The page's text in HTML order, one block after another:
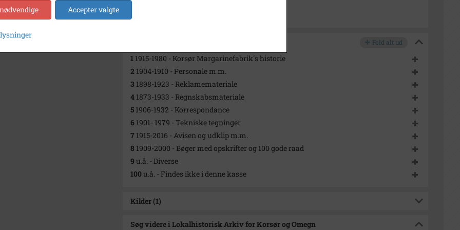
Fold alt ud
1 1915-1980 - Korsør Margarinefabrik´s historie
2 1904-1910 - Personale m.m.
3 1898-1923 - Reklamemateriale
4 1873-1933 - Regnskabsmateriale
5 1906-1932 - Korrespondance
6 1901- 1979 - Tekniske tegninger
7 1915-2016 - Avisen og udklip m.m.
8 1909-2000 - Bøger med opskrifter og 100 gode raad
9 u.å. - Diverse
100 u.å. - Findes ikke i denne kasse
Kilder (1)
Søg videre i Lokalhistorisk Arkiv for Korsør og Omegn
Accepter valgte